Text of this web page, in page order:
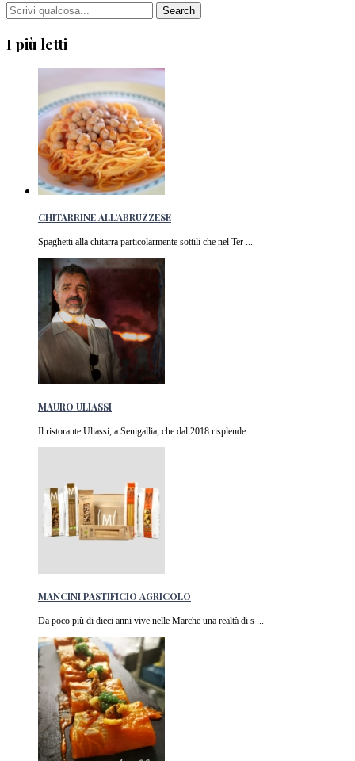
I più letti
CHITARRINE ALL’ABRUZZESE
Spaghetti alla chitarra particolarmente sottili che nel Ter ...
MAURO ULIASSI
Il ristorante Uliassi, a Senigallia, che dal 2018 risplende ...
MANCINI PASTIFICIO AGRICOLO
Da poco più di dieci anni vive nelle Marche una realtà di s ...